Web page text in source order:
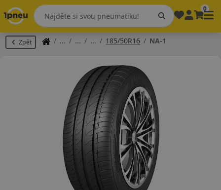
0
Zpět 185/50R16 NA-1